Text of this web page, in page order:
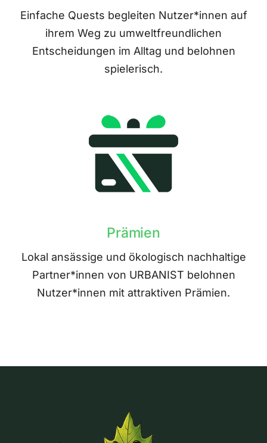
Einfache Quests begleiten Nutzer*innen auf
ihrem Weg zu umweltfreundlichen
Entscheidungen im Alltag und belohnen
spielerisch.
Prämien
Lokal ansässige und ökologisch nachhaltige
Partner*innen von URBANIST belohnen
Nutzer*innen mit attraktiven Prämien.